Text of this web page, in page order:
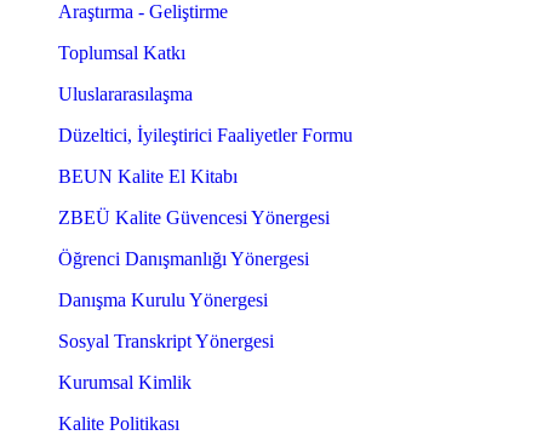
Araştırma - Geliştirme
Toplumsal Katkı
Uluslararasılaşma
Düzeltici, İyileştirici Faaliyetler Formu
BEUN Kalite El Kitabı
ZBEÜ Kalite Güvencesi Yönergesi
Öğrenci Danışmanlığı Yönergesi
Danışma Kurulu Yönergesi
Sosyal Transkript Yönergesi
Kurumsal Kimlik
Kalite Politikası